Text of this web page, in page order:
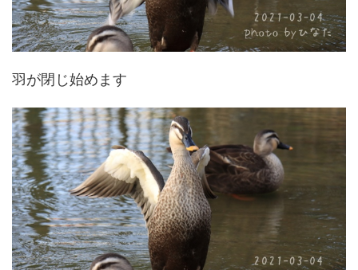
羽が閉じ始めます